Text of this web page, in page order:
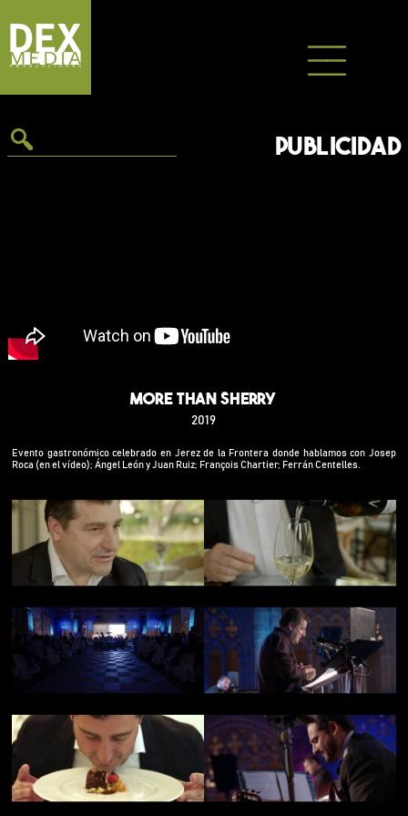
contenido
PUBLICIDAD
More Than Sherry
2019
Evento gastronómico celebrado en Jerez de la Frontera donde hablamos con Josep
Roca (en el vídeo); Ángel León y Juan Ruiz; François Chartier; Ferrán Centelles.